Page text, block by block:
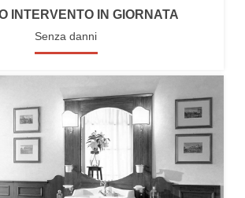
INTERVENTO IN GIORNATA
Senza danni